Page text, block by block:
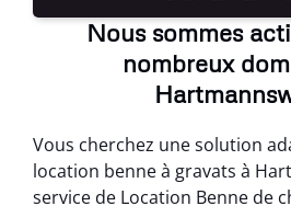
Nous sommes
nombreux
Vous cherchez une solution
location benne à gravats à
service de Location Benne de